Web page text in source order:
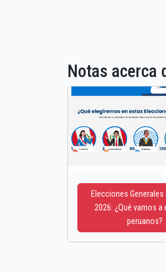
Notas acerca
Elecciones Generales
2026: ¿Qué vamos a
peruanos?